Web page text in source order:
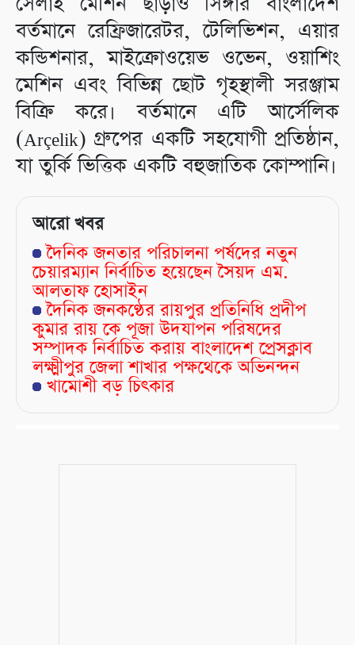
বর্তমানে রেফ্রিজারেটর, টেলিভিশন, এয়ার
কন্ডিশনার, মাইক্রোওয়েভ ওভেন, ওয়াশিং
মেশিন এবং বিভিন্ন ছোট গৃহস্থালী সরঞ্জাম
বিক্রি করে। বর্তমানে এটি আর্সেলিক
(Arçelik) গ্রুপের একটি সহযোগী প্রতিষ্ঠান,
যা তুর্কি ভিত্তিক একটি বহুজাতিক কোম্পানি।
আরো খবর
দৈনিক জনতার পরিচালনা পর্ষদের নতুন
চেয়ারম্যান নির্বাচিত হয়েছেন সৈয়দ এম.
আলতাফ হোসাইন
দৈনিক জনকণ্ঠের রায়পুর প্রতিনিধি প্রদীপ
কুমার রায় কে পূজা উদযাপন পরিষদের
সম্পাদক নির্বাচিত করায় বাংলাদেশ প্রেসক্লাব
লক্ষ্মীপুর জেলা শাখার পক্ষথেকে অভিনন্দন
খামোশী বড় চিৎকার